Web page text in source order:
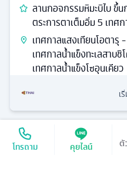
โทรถาม คุยไลน์ ตั
ลานกอจกรรมหิมะบิไบ ขึ้น
ตระการตาเต็มอิ่ม 5 เทศ
เทศกาลแสงเทียนโอตารุ
เทศกาลน้ำแข็งทะเลสาบ
เทศกาลน้ำแข็งโซอุนเคียว
เ